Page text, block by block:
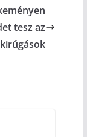
tesz az